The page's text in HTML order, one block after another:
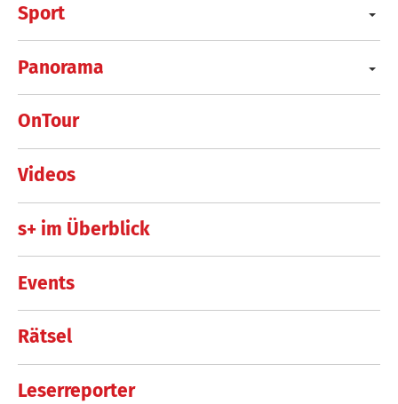
Sport
Panorama
OnTour
Videos
s+ im Überblick
Events
Rätsel
Leserreporter